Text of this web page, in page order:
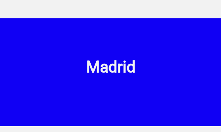
Madrid